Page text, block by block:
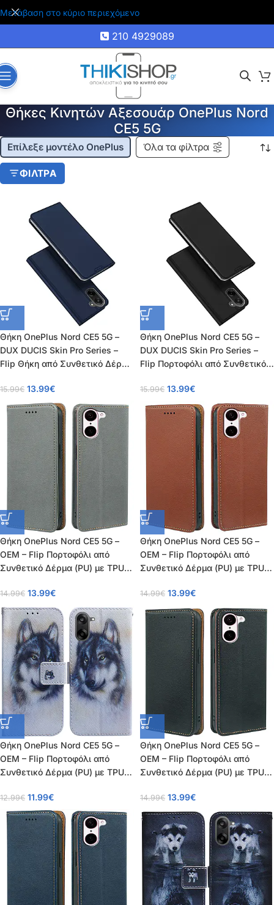
Μετάβαση στο κύριο περιεχόμενο
🚚 Δωρεάν μεταφορικά για αγορές άνω των 35€
210 4929089
Θήκες Κινητών Αξεσουάρ OnePlus Nord
CE5 5G
Επίλεξε μοντέλο OnePlus Όλα τα φίλτρα
ΦΙΛΤΡΑ
Θήκη OnePlus Nord CE5 5G –
DUX DUCIS Skin Pro Series –
Flip Θήκη από Συνθετικό Δέρμα
Wallet/Stand
15.99€ 13.99€
Θήκη OnePlus Nord CE5 5G –
DUX DUCIS Skin Pro Series –
Flip Πορτοφόλι από Συνθετικό
Wallet/Stand
15.99€ 13.99€
Θήκη OnePlus Nord CE5 5G –
OEM – Flip Πορτοφόλι από
Συνθετικό Δέρμα (PU) με TPU –
14.99€ 13.99€
Θήκη OnePlus Nord CE5 5G –
OEM – Flip Πορτοφόλι από
Συνθετικό Δέρμα (PU) με TPU –
14.99€ 13.99€
Θήκη OnePlus Nord CE5 5G –
OEM – Flip Πορτοφόλι από
Συνθετικό Δέρμα (PU) με TPU –
12.99€ 11.99€
Θήκη OnePlus Nord CE5 5G –
OEM – Flip Πορτοφόλι από
Συνθετικό Δέρμα (PU) με TPU –
14.99€ 13.99€